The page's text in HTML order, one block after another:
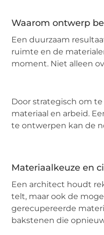
Waarom ontwerp
Een duurzaam
ruimte en de
moment. Niet alleen
Door strategisch om
materiaal en arbeid.
te ontwerpen kan de
Materiaalkeuze en
Een architect houdt
telt, maar ook de
gerecupereerde
bakstenen die